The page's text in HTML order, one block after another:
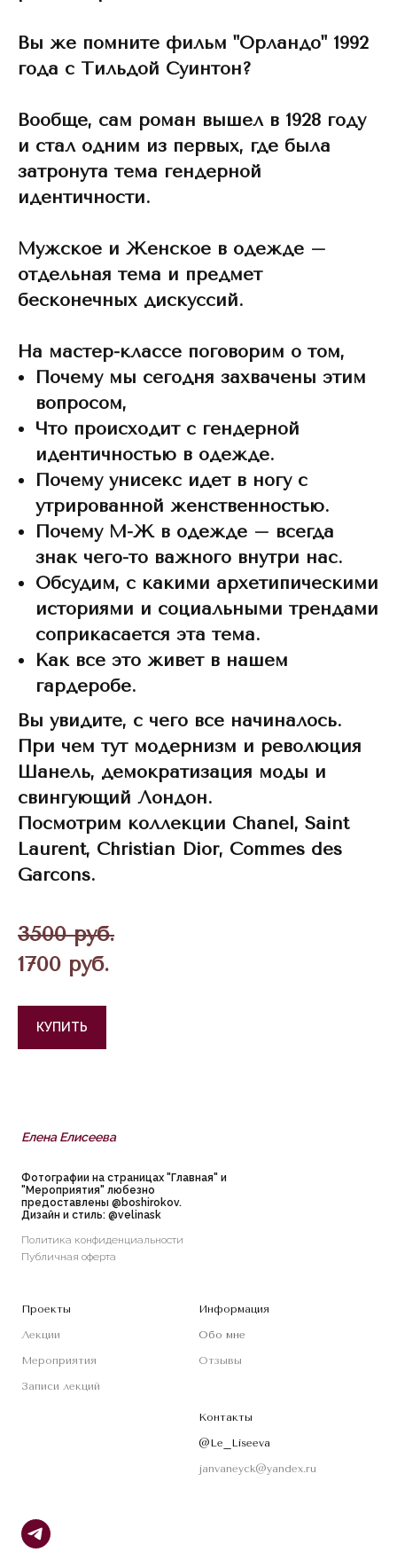
Вы же помните фильм "Орландо" 1992
года с Тильдой Суинтон?
Вообще, сам роман вышел в 1928 году
и стал одним из первых, где была
затронута тема гендерной
идентичности.
Мужское и Женское в одежде –
отдельная тема и предмет
бесконечных дискуссий.
На мастер-классе поговорим о том,
Почему мы сегодня захвачены этим
вопросом,
Что происходит с гендерной
идентичностью в одежде.
Почему унисекс идет в ногу с
утрированной женственностью.
Почему М-Ж в одежде – всегда
знак чего-то важного внутри нас.
Обсудим, с какими архетипическими
историями и социальными трендами
соприкасается эта тема.
Как все это живет в нашем
гардеробе.
Вы увидите, с чего все начиналось.
При чем тут модернизм и революция
Шанель, демократизация моды и
свингующий Лондон.
Посмотрим коллекции Chanel, Saint
Laurent, Christian Dior, Commes des
Garcons.
3500 руб.
1700 руб.
КУПИТЬ
Елена Елисеева
Фотографии на страницах "Главная" и
"Мероприятия" любезно
предоставлены @boshirokov.
Дизайн и стиль: @velinask
Политика конфиденциальности
Публичная оферта
Проекты
Лекции
Мероприятия
Записи лекций
Информация
Обо мне
Отзывы
Контакты
@Le_Liseeva
janvaneyck@yandex.ru